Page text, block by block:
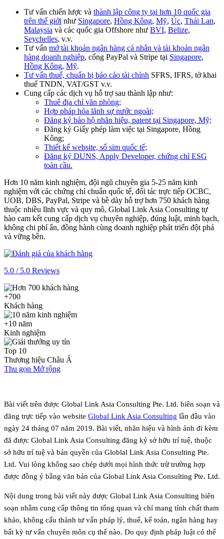
Tư vấn chiến lược và thành lập công ty tại hơn 10 quốc gia
trên thế giới như Singapore, Hồng Kông, Mỹ, Úc, Thái Lan,
Malaysia và các quốc gia Offshore như BVI, Belize,
Seychelles, v.v.
Tư vấn mở tài khoản ngân hàng cá nhân và tài khoản ngân
hàng doanh nghiệp, cổng PayPal và Stripe tại Singapore,
Hồng Kông, Mỹ.
Tư vấn thuế, chuẩn bị báo cáo tài chính SFRS, IFRS, tờ khai
thuế TNDN, VAT/GST v.v.
Cung cấp các dịch vụ hỗ trợ sau thành lập như:
Thuê địa chỉ văn phòng;
Hợp pháp hóa lãnh sự nước ngoài;
Đăng ký bảo hộ nhãn hiệu, patent tại Singapore, Mỹ;
Đăng ký Giấy phép làm việc tại Singapore, Hồng
Kông;
Thiết kế website, số sim quốc tế;
Đăng ký DUNS, Apply Developer, chứng chỉ ESG
toàn cầu.
Hơn 10 năm kinh nghiệm, đội ngũ chuyên gia 5-25 năm kinh
nghiệm với các chứng chỉ chuẩn quốc tế, đối tác trực tiếp OCBC,
UOB, DBS, PayPal, Stripe và bề dày hỗ trợ hơn 750 khách hàng
thuộc nhiều lĩnh vực và quy mô, Global Link Asia Consulting tự
hào cam kết cung cấp dịch vụ chuyên nghiệp, đúng luật, minh bạch,
không chi phí ẩn, đồng hành cùng doanh nghiệp phát triển đột phá
và vững bền.
5.0 / 5.0 Reviews
+700
Khách hàng
+10 năm
Kinh nghiệm
Top 10
Thương hiệu Châu Á
Thu gọn Mở rộng
Bài viết trên được Global Link Asia Consulting Pte. Ltd. biên soạn và
đăng trực tiếp vào website Global Link Asia Consulting lần đầu vào
ngày 24 tháng 07 năm 2019. Bài viết, nhãn hiệu và hình ảnh đi kèm
đã được Global Link Asia Consulting đăng ký sở hữu trí tuệ, thuộc
sở hữu trí tuệ và bản quyền của Globlal Link Asia Consulting Pte.
Ltd. Vui lòng không sao chép dưới mọi hình thức trừ trường hợp
được đồng ý bằng văn bản của Global Link Asia Consulting Pte. Ltd.
Nội dung trong bài viết này được Global Link Asia Consulting biên
soạn nhằm cung cấp thông tin tổng quan và chỉ mang tính chất tham
khảo, không cấu thành tư vấn pháp lý, thuế, kế toán, ngân hàng hay
bất kỳ tư vấn chuyên môn cụ thể nào. Do quy định pháp luật có thể